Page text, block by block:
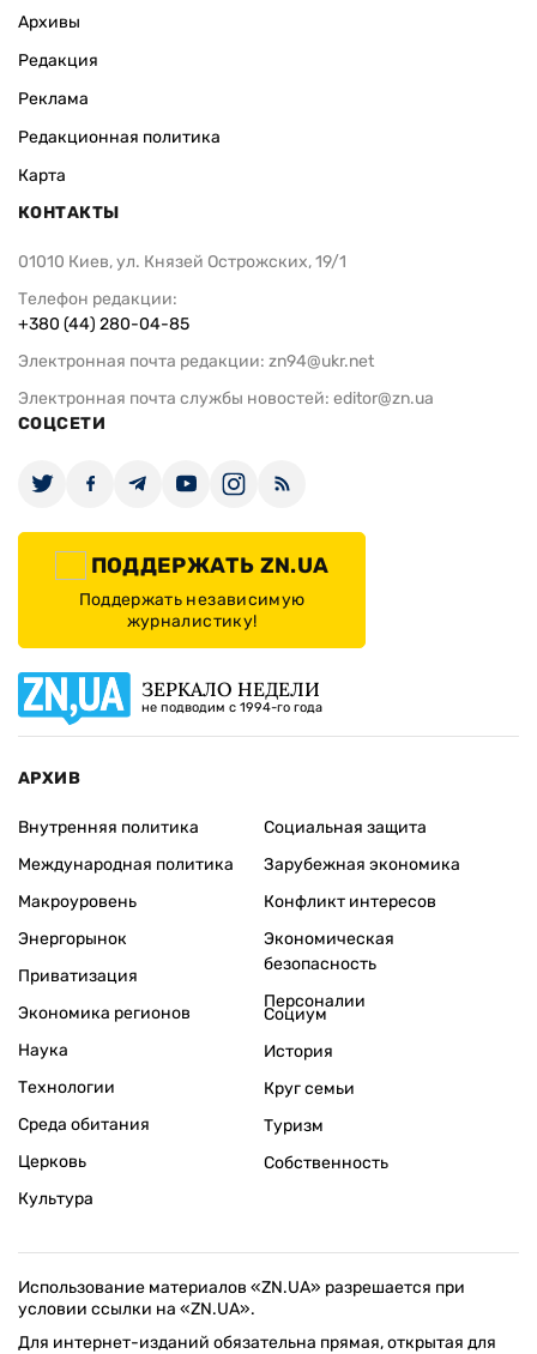
Архивы
Редакция
Реклама
Редакционная политика
Карта
КОНТАКТЫ
01010 Киев, ул. Князей Острожских, 19/1
Телефон редакции:
+380 (44) 280-04-85
Электронная почта редакции: zn94@ukr.net
Электронная почта службы новостей: editor@zn.ua
СОЦСЕТИ
ПОДДЕРЖАТЬ ZN.UA
Поддержать независимую
журналистику!
ЗЕРКАЛО НЕДЕЛИ
не подводим с 1994-го года
АРХИВ
Внутренняя политика
Международная политика
Макроуровень
Энергорынок
Приватизация
Экономика регионов
Социальная защита
Зарубежная экономика
Конфликт интересов
Экономическая
безопасность
Персоналии
Наука
Технологии
Среда обитания
Церковь
Культура
Социум
История
Круг семьи
Туризм
Собственность
Использование материалов «ZN.UA» разрешается при
условии ссылки на «ZN.UA».
Для интернет-изданий обязательна прямая, открытая для